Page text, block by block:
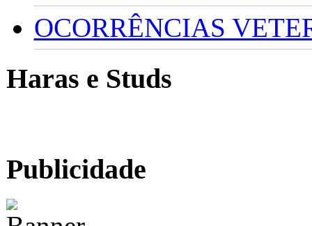
OCORRÊNCIAS
Haras e Studs
Publicidade